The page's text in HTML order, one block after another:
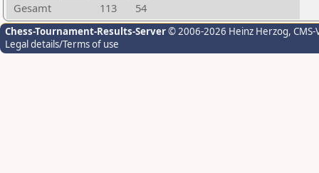
Gesamt
113 54
Chess-Tournament-Results-Server© 2006-2026 Heinz Herzog,
Legal details/Terms of use